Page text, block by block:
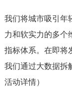
我们将城市吸引年
力和软实力的多个
指标体系。在即将
我们通过大数据拆
活动详情）